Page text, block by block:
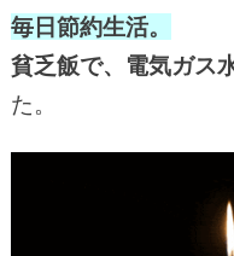
毎日節約生活。
貧乏飯で、電気ガス
た。